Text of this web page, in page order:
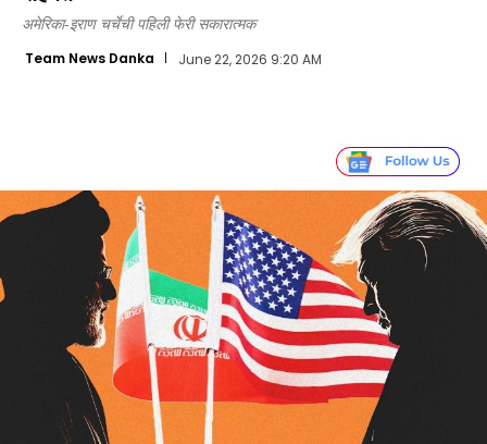
अमेरिका-इराण चर्चेची पहिली फेरी सकारात्मक
Team News Danka June 22, 2026 9:20 AM